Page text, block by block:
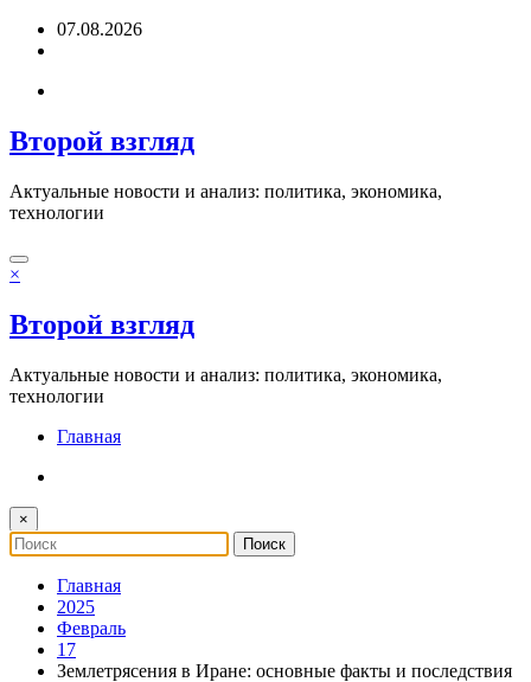
Перейти07.08.2026
Второй взгляд
Актуальные новости и анализ: политика, экономика,
технологии
×
Второй взгляд
Актуальные новости и анализ: политика, экономика,
технологии
Главная
×
Главная
2025
Февраль
17
Землетрясения в Иране: основные факты и последствия